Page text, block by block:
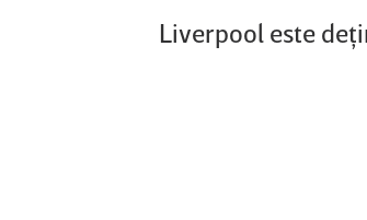
Liverpool este